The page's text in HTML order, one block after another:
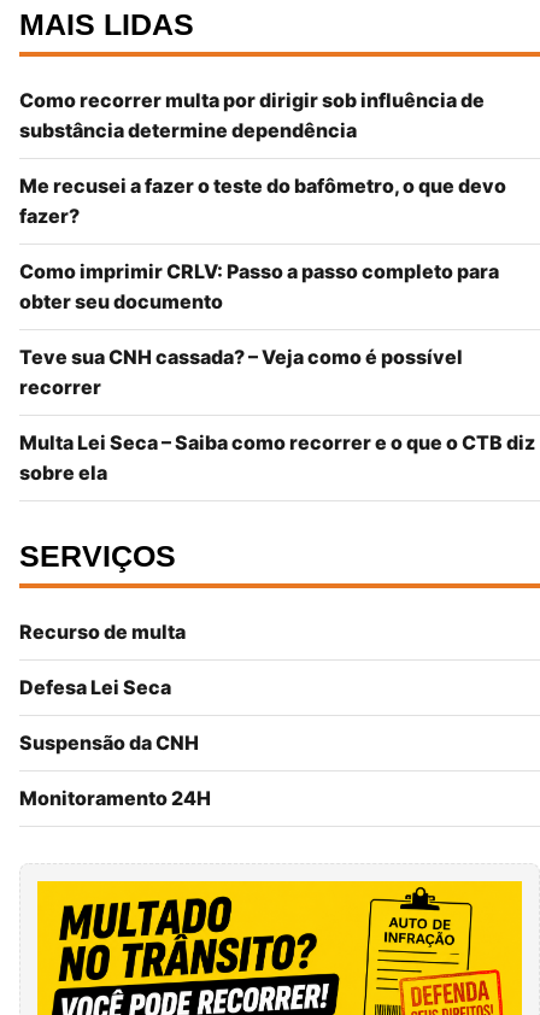
MAIS LIDAS
Como recorrer multa por dirigir sob influência de
substância determine dependência
Me recusei a fazer o teste do bafômetro, o que devo
fazer?
Como imprimir CRLV: Passo a passo completo para
obter seu documento
Teve sua CNH cassada? – Veja como é possível
recorrer
Multa Lei Seca – Saiba como recorrer e o que o CTB diz
sobre ela
SERVIÇOS
Recurso de multa
Defesa Lei Seca
Suspensão da CNH
Monitoramento 24H